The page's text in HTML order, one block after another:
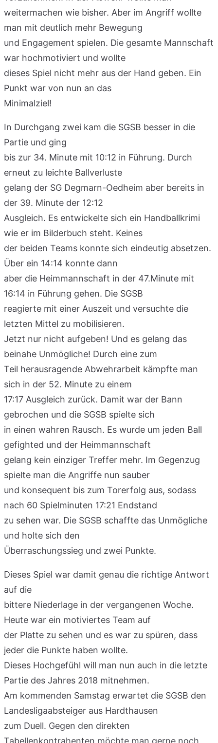
weitermachen wie bisher. Aber im Angriff wollte
man mit deutlich mehr Bewegung
und Engagement spielen. Die gesamte Mannschaft
war hochmotiviert und wollte
dieses Spiel nicht mehr aus der Hand geben. Ein
Punkt war von nun an das
Minimalziel!
In Durchgang zwei kam die SGSB besser in die
Partie und ging
bis zur 34. Minute mit 10:12 in Führung. Durch
erneut zu leichte Ballverluste
gelang der SG Degmarn-Oedheim aber bereits in
der 39. Minute der 12:12
Ausgleich. Es entwickelte sich ein Handballkrimi
wie er im Bilderbuch steht. Keines
der beiden Teams konnte sich eindeutig absetzen.
Über ein 14:14 konnte dann
aber die Heimmannschaft in der 47.Minute mit
16:14 in Führung gehen. Die SGSB
reagierte mit einer Auszeit und versuchte die
letzten Mittel zu mobilisieren.
Jetzt nur nicht aufgeben! Und es gelang das
beinahe Unmögliche! Durch eine zum
Teil herausragende Abwehrarbeit kämpfte man
sich in der 52. Minute zu einem
17:17 Ausgleich zurück. Damit war der Bann
gebrochen und die SGSB spielte sich
in einen wahren Rausch. Es wurde um jeden Ball
gefighted und der Heimmannschaft
gelang kein einziger Treffer mehr. Im Gegenzug
spielte man die Angriffe nun sauber
und konsequent bis zum Torerfolg aus, sodass
nach 60 Spielminuten 17:21 Endstand
zu sehen war. Die SGSB schaffte das Unmögliche
und holte sich den
Überraschungssieg und zwei Punkte.
Dieses Spiel war damit genau die richtige Antwort
auf die
bittere Niederlage in der vergangenen Woche.
Heute war ein motiviertes Team auf
der Platte zu sehen und es war zu spüren, dass
jeder die Punkte haben wollte.
Dieses Hochgefühl will man nun auch in die letzte
Partie des Jahres 2018 mitnehmen.
Am kommenden Samstag erwartet die SGSB den
Landesligaabsteiger aus Hardthausen
zum Duell. Gegen den direkten
Tabellenkontrahenten möchte man gerne noch